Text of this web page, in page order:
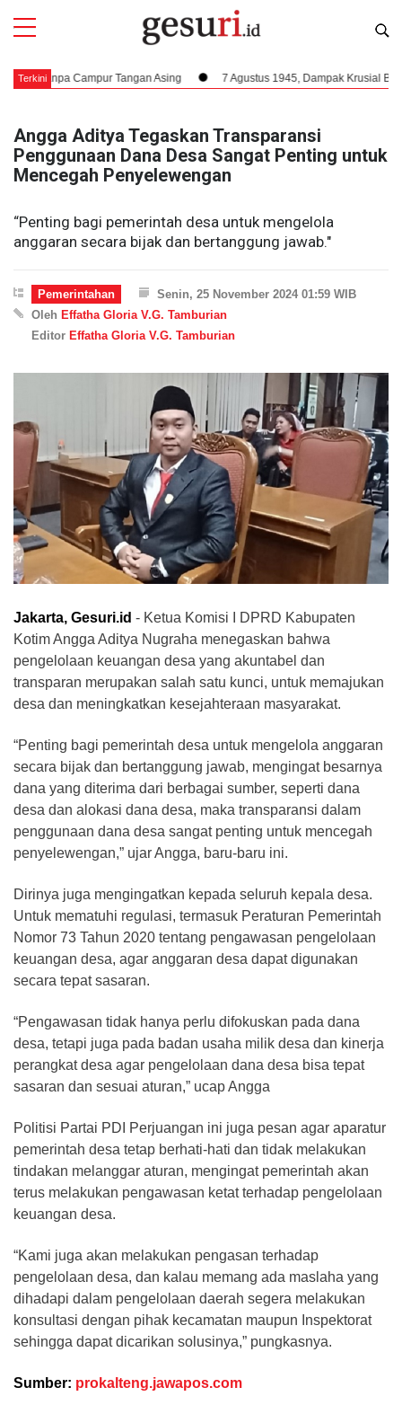
Terkini
Campur Tangan Asing 7 Agustus 1945, Dampak Krusial Berdirinya
Angga Aditya Tegaskan Transparansi
Penggunaan Dana Desa Sangat Penting untuk
Mencegah Penyelewengan
“Penting bagi pemerintah desa untuk mengelola
anggaran secara bijak dan bertanggung jawab."
Pemerintahan
Senin, 25 November 2024 01:59 WIB
Oleh Effatha Gloria V.G. Tamburian
Editor Effatha Gloria V.G. Tamburian
Jakarta, Gesuri.id - Ketua Komisi I DPRD Kabupaten
Kotim Angga Aditya Nugraha menegaskan bahwa
pengelolaan keuangan desa yang akuntabel dan
transparan merupakan salah satu kunci, untuk memajukan
desa dan meningkatkan kesejahteraan masyarakat.
“Penting bagi pemerintah desa untuk mengelola anggaran
secara bijak dan bertanggung jawab, mengingat besarnya
dana yang diterima dari berbagai sumber, seperti dana
desa dan alokasi dana desa, maka transparansi dalam
penggunaan dana desa sangat penting untuk mencegah
penyelewengan,” ujar Angga, baru-baru ini.
Dirinya juga mengingatkan kepada seluruh kepala desa.
Untuk mematuhi regulasi, termasuk Peraturan Pemerintah
Nomor 73 Tahun 2020 tentang pengawasan pengelolaan
keuangan desa, agar anggaran desa dapat digunakan
secara tepat sasaran.
“Pengawasan tidak hanya perlu difokuskan pada dana
desa, tetapi juga pada badan usaha milik desa dan kinerja
perangkat desa agar pengelolaan dana desa bisa tepat
sasaran dan sesuai aturan,” ucap Angga
Politisi Partai PDI Perjuangan ini juga pesan agar aparatur
pemerintah desa tetap berhati-hati dan tidak melakukan
tindakan melanggar aturan, mengingat pemerintah akan
terus melakukan pengawasan ketat terhadap pengelolaan
keuangan desa.
“Kami juga akan melakukan pengasan terhadap
pengelolaan desa, dan kalau memang ada maslaha yang
dihadapi dalam pengelolaan daerah segera melakukan
konsultasi dengan pihak kecamatan maupun Inspektorat
sehingga dapat dicarikan solusinya,” pungkasnya.
Sumber: prokalteng.jawapos.com